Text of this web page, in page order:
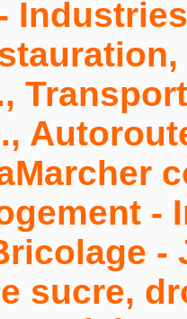
-
-
sucre,